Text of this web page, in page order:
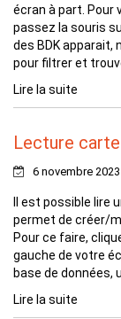
écran à part. Pour
passez la souris
des BDK apparait,
pour filtrer et
Lire la suite
Lecture
6 novembre 2023
Il est possible lire
permet de créer/
Pour ce faire,
gauche de votre
base de données,
Lire la suite